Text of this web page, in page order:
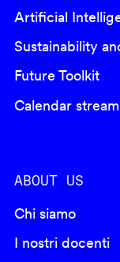
Artificial
Sustainability
Future Toolkit
Calendar
ABOUT US
Chi siamo
I nostri docenti